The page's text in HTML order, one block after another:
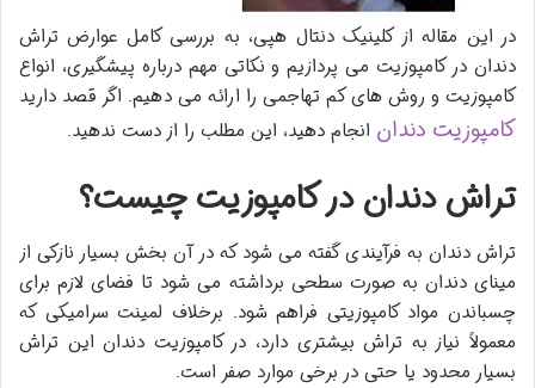
در این مقاله از کلینیک دنتال هپی، به بررسی کامل عوارض تراش
دندان در کامپوزیت می پردازیم و نکاتی مهم درباره پیشگیری، انواع
کامپوزیت و روش های کم تهاجمی را ارائه می دهیم. اگر قصد دارید
کامپوزیت دندان انجام دهید، این مطلب را از دست ندهید.
تراش دندان در کامپوزیت چیست؟
تراش دندان به فرآیندی گفته می شود که در آن بخش بسیار نازکی از
مینای دندان به صورت سطحی برداشته می شود تا فضای لازم برای
چسباندن مواد کامپوزیتی فراهم شود. برخلاف لمینت سرامیکی که
معمولاً نیاز به تراش بیشتری دارد، در کامپوزیت دندان این تراش
بسیار محدود یا حتی در برخی موارد صفر است.